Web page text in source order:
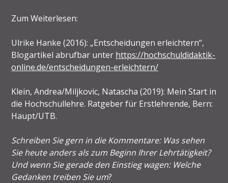
Zum Weiterlesen:
Ulrike Hanke (2016): „Entscheidungen erleichtern“,
Blogartikel abrufbar unter https://hochschuldidaktik-
online.de/entscheidungen-erleichtern/
Klein, Andrea/Miljkovic, Natascha (2019): Mein Start in
die Hochschullehre. Ratgeber für Erstlehrende, Bern:
Haupt/UTB.
Schreiben Sie gern in die Kommentare: Was sehen
Sie heute anders als zum Beginn Ihrer Lehrtätigkeit?
Und wenn Sie gerade den Einstieg wagen: Welche
Gedanken treiben Sie um?